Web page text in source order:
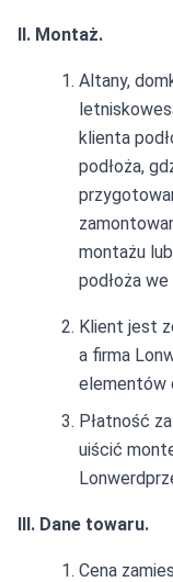
II. Montaż.
Altany,
klienta
podłoża,
montażu
podłoża we
Klient jest
a firma
elementów
Płatność
uiścić
III. Dane towaru.
Cena